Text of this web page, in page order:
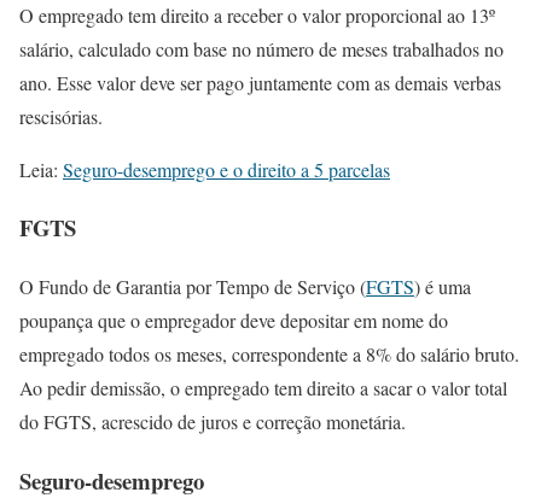
O empregado tem direito a receber o valor proporcional ao 13º
salário, calculado com base no número de meses trabalhados no
ano. Esse valor deve ser pago juntamente com as demais verbas
rescisórias.
Leia: Seguro-desemprego e o direito a 5 parcelas
FGTS
O Fundo de Garantia por Tempo de Serviço (FGTS) é uma
poupança que o empregador deve depositar em nome do
empregado todos os meses, correspondente a 8% do salário bruto.
Ao pedir demissão, o empregado tem direito a sacar o valor total
do FGTS, acrescido de juros e correção monetária.
Seguro-desemprego